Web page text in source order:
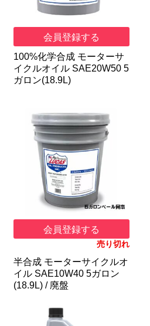
会員登録する
100%化学合成 モーターサ
イクルオイル SAE20W50 5
ガロン(18.9L)
会員登録する
売り切れ
半合成 モーターサイクルオ
イル SAE10W40 5ガロン
(18.9L) / 廃盤